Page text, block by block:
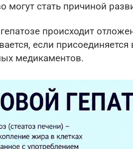
могут стать причиной
происходит
если
медикаментов.